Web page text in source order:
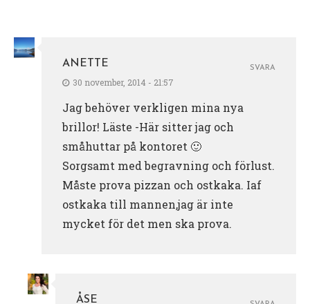
ANETTE
30 november, 2014 - 21:57
Jag behöver verkligen mina nya
brillor! Läste -Här sitter jag och
småhuttar på kontoret 🙂
Sorgsamt med begravning och förlust.
Måste prova pizzan och ostkaka. Iaf
ostkaka till mannen,jag är inte
mycket för det men ska prova.
SVARA
ÅSE